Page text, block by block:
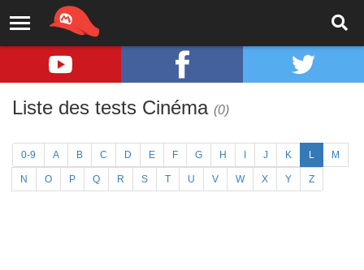
Liste des tests Cinéma (0)
0-9 A B C D E F G H J K L M
N O P Q R S T U V W X Y Z